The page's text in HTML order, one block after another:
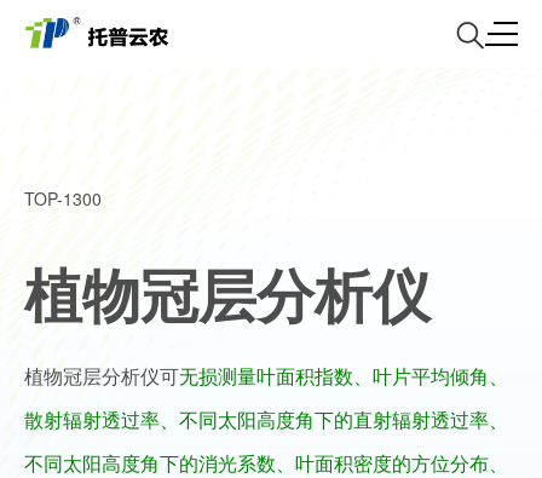
TOP-1300
植物冠层分析仪
植物冠层分析仪可无损测量叶面积指数、叶片平均倾角、
散射辐射透过率、不同太阳高度角下的直射辐射透过率、
不同太阳高度角下的消光系数、叶面积密度的方位分布、